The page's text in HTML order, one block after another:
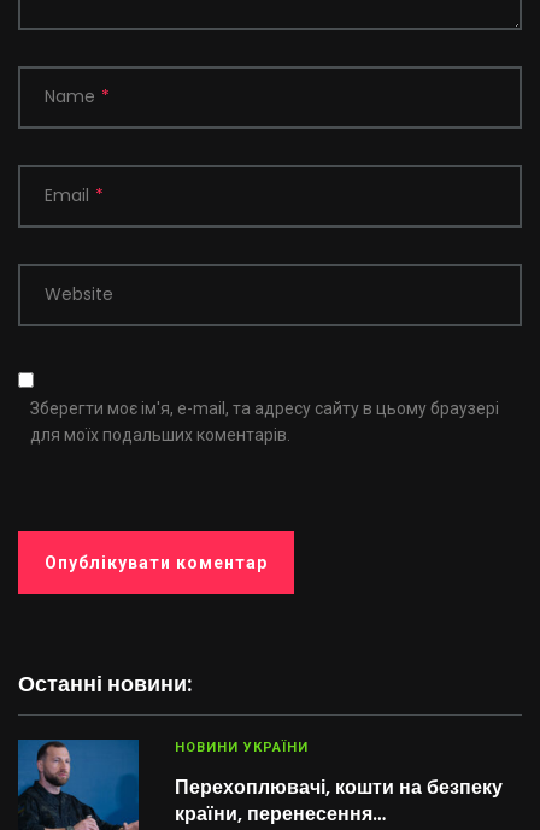
Останні новини:
НОВИНИ УКРАЇНИ
Перехоплювачі, кошти на безпеку
країни, перенесення…
Name *
Email *
Website
Зберегти моє ім'я, e-mail, та адресу сайту в цьому браузері
для моїх подальших коментарів.